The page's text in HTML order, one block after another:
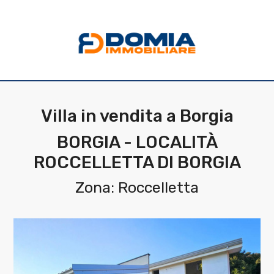
Villa in vendita a Borgia
BORGIA - LOCALITÀ
ROCCELLETTA DI BORGIA
Zona: Roccelletta
NOSTRA
IMMOBILI
Vendita